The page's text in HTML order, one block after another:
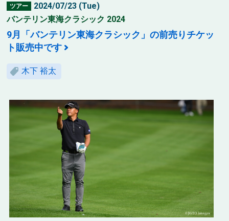
ツアー
2024/07/23 (Tue)
バンテリン東海クラシック 2024
9月「バンテリン東海クラシック」の前売りチケッ
ト販売中です
木下 裕太